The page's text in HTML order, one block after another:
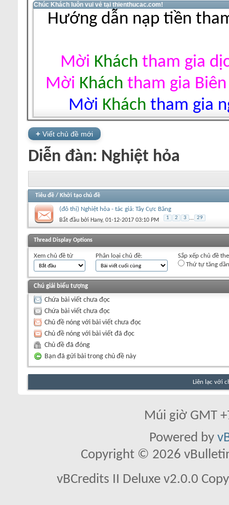
Chúc Khách luôn vui vẻ tại thienthucac.com!
Hướng dẫn nạp tiền
Mời Khách tham gia
Mời Khách tham gia
Mời Khách tham gia
+ Viết chủ đề mới
Diễn đàn: Nghiệt hỏa
Tiêu đề / Khởi tạo chủ đề
(đô thị) Nghiệt hỏa - tác giả: Tây Cực Băng
Bắt đầu bởi Hany‎, 01-12-2017 03:10 PM 1 2 3 ... 29
+Viết chủ đề mới
Thread Display Options
Xem chủ đề từ Phân loại chủ đề:
Sắp xếp chủ đề
Thứ tự tăng dần
Chú giải biểu tượng
Chứa bài viết chưa đọc
Chứa bài viết chưa đọc
Chủ đề nóng với bài viết chưa đọc
Chủ đề nóng với bài viết đã đọc
Chủ đề đã đóng
Bạn đã gửi bài trong chủ đề này
Liên lạc với
Múi giờ GMT
Powered by
Copyright © 2026
vBCredits II Deluxe v2.0.0